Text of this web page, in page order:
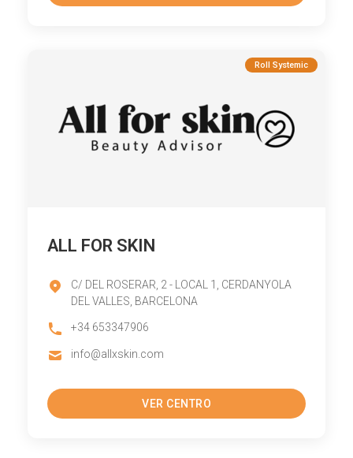
Roll Systemic
ALL FOR SKIN
C/ DEL ROSERAR, 2 - LOCAL 1, CERDANYOLA
DEL VALLES, BARCELONA
+34 653347906
info@allxskin.com
VER CENTRO